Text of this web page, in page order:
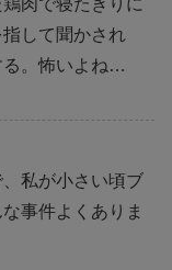
肉で寝たきりに
して聞かされ
る。怖いよね…
私が小さい頃ブ
事件よくありま